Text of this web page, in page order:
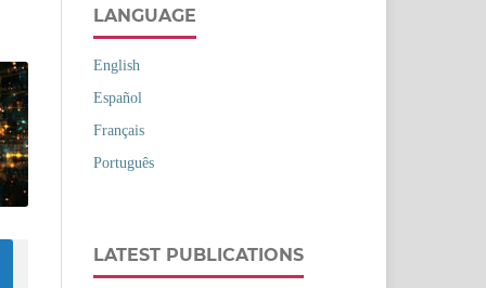
LANGUAGE
English
Español
Français
Português
LATEST PUBLICATIONS